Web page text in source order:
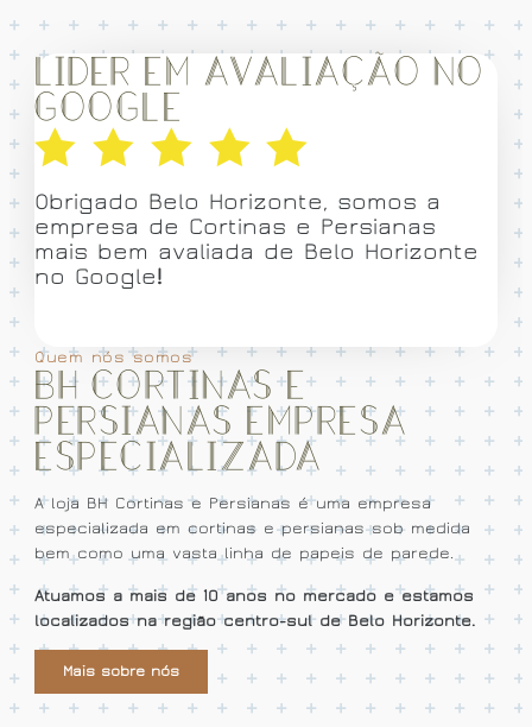
Quem nós somos
BH Cortinas e
Persianas empresa
especializada
A loja BH Cortinas e Persianas é uma empresa
especializada em cortinas e persianas sob medida
bem como uma vasta linha de papeis de parede.
Atuamos a mais de 10 anos no mercado e estamos
localizados na região centro-sul de Belo Horizonte.
Mais sobre nós
Lider em avaliação no
Google
Obrigado Belo Horizonte, somos a
empresa de Cortinas e Persianas
mais bem avaliada de Belo Horizonte
no Google!